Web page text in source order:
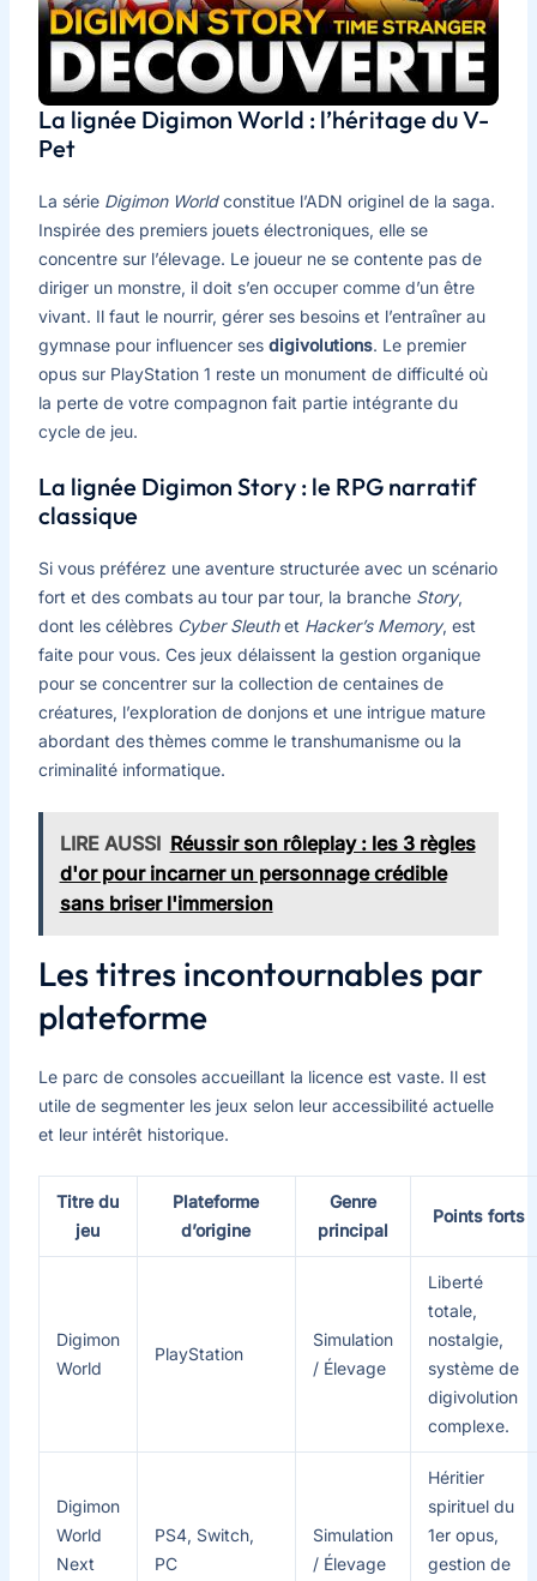
La lignée Digimon World : l’héritage du V-
Pet
La série Digimon Worldconstitue l’ADN originel de la saga.
Inspirée des premiers jouets électroniques, elle se
concentre sur l’élevage. Le joueur ne se contente pas de
diriger un monstre, il doit s’en occuper comme d’un être
vivant. Il faut le nourrir, gérer ses besoins et l’entraîner au
gymnase pour influencer ses digivolutions. Le premier
opus sur PlayStation 1 reste un monument de difficulté où
la perte de votre compagnon fait partie intégrante du
cycle de jeu.
La lignée Digimon Story : le RPG narratif
classique
Si vous préférez une aventure structurée avec un scénario
fort et des combats au tour par tour, la branche Story,
dont les célèbres Cyber Sleuthet Hacker’s Memory, est
faite pour vous. Ces jeux délaissent la gestion organique
pour se concentrer sur la collection de centaines de
créatures, l’exploration de donjons et une intrigue mature
abordant des thèmes comme le transhumanisme ou la
criminalité informatique.
LIRE AUSSI Réussir son rôleplay : les 3 règles
d'or pour incarner un personnage crédible
sans briser l'immersion
Les titres incontournables par
plateforme
Le parc de consoles accueillant la licence est vaste. Il est
utile de segmenter les jeux selon leur accessibilité actuelle
et leur intérêt historique.
Titre du
jeu
Plateforme
d’origine
Genre
principal
Points forts
Digimon
World
PlayStation
Simulation
/ Élevage
Liberté
totale,
nostalgie,
système de
digivolution
complexe.
Digimon
World
Next
PS4, Switch,
PC
Simulation
/ Élevage
Héritier
spirituel du
1er opus,
gestion de